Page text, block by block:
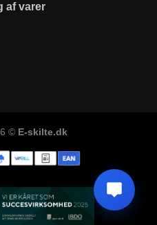
af varer
© E-skilte.dk